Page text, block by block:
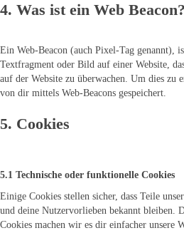
4. Was ist ein Web Beacon?
Ein Web-Beacon (auch Pixel-Tag genannt),
Textfragment oder Bild auf einer Website,
auf der Website zu überwachen. Um dies zu
von dir mittels Web-Beacons gespeichert.
5. Cookies
5.1 Technische oder funktionelle Cookies
Einige Cookies stellen sicher, dass Teile
und deine Nutzervorlieben bekannt bleiben.
Cookies machen wir es dir einfacher unsere